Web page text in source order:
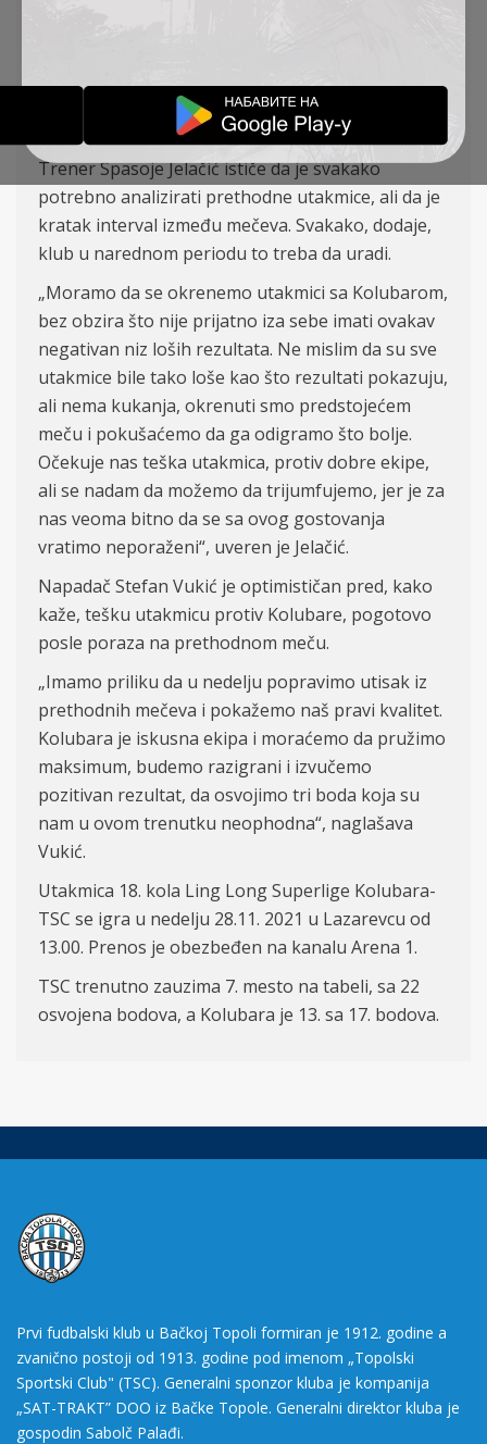
ipak pripasti gostujućem timu, čime će klub iz
Bačke Topole prekinuti niz loših rezultata.
Trener Spasoje Jelačić ističe da je svakako
potrebno analizirati prethodne utakmice, ali da je
kratak interval između mečeva. Svakako, dodaje,
klub u narednom periodu to treba da uradi.
„Moramo da se okrenemo utakmici sa Kolubarom,
bez obzira što nije prijatno iza sebe imati ovakav
negativan niz loših rezultata. Ne mislim da su sve
utakmice bile tako loše kao što rezultati pokazuju,
ali nema kukanja, okrenuti smo predstojećem
meču i pokušaćemo da ga odigramo što bolje.
Očekuje nas teška utakmica, protiv dobre ekipe,
ali se nadam da možemo da trijumfujemo, jer je za
nas veoma bitno da se sa ovog gostovanja
vratimo neporaženi“, uveren je Jelačić.
Napadač Stefan Vukić je optimističan pred, kako
kaže, tešku utakmicu protiv Kolubare, pogotovo
posle poraza na prethodnom meču.
„Imamo priliku da u nedelju popravimo utisak iz
prethodnih mečeva i pokažemo naš pravi kvalitet.
Kolubara je iskusna ekipa i moraćemo da pružimo
maksimum, budemo razigrani i izvučemo
pozitivan rezultat, da osvojimo tri boda koja su
nam u ovom trenutku neophodna“, naglašava
Vukić.
Utakmica 18. kola Ling Long Superlige Kolubara-
TSC se igra u nedelju 28.11. 2021 u Lazarevcu od
13.00. Prenos je obezbeđen na kanalu Arena 1.
TSC trenutno zauzima 7. mesto na tabeli, sa 22
osvojena bodova, a Kolubara je 13. sa 17. bodova.
Prvi fudbalski klub u Bačkoj Topoli formiran je 1912. godine a
zvanično postoji od 1913. godine pod imenom „Topolski
Sportski Club" (TSC). Generalni sponzor kluba je kompanija
„SAT-TRAKT” DOO iz Bačke Topole. Generalni direktor kluba je
gospodin Sabolč Palađi.